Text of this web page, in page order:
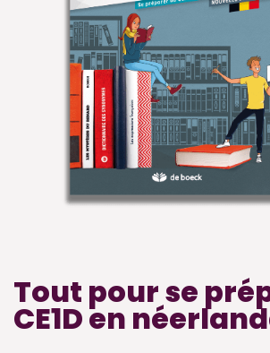
Tout pour se
CE1D en